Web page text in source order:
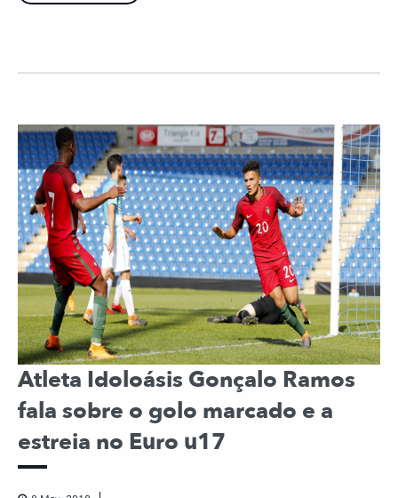
Atleta Idoloásis Gonçalo Ramos
fala sobre o golo marcado e a
estreia no Euro u17